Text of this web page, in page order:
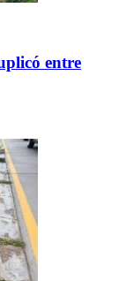
entre